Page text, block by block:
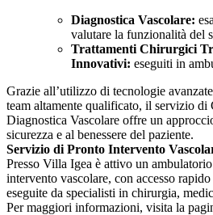
Diagnostica Vascolare:
valutare la funzionalità del
Trattamenti Chirurgici
Innovativi: eseguiti in
Grazie all’utilizzo di tecnologie
team altamente qualificato, il servizio di
Diagnostica Vascolare offre un
sicurezza e al benessere del paziente.
Servizio di Pronto Intervento
Presso Villa Igea è attivo un
intervento vascolare, con accesso
eseguite da specialisti in chirurgia,
Per maggiori informazioni, visita la